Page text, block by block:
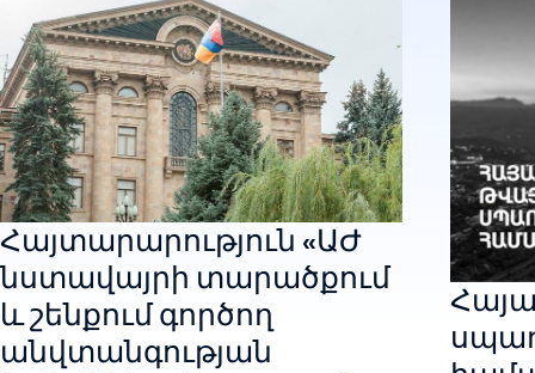
Հայտարարություն «ԱԺ
նստավայրի տարածքում
և շենքում գործող
անվտանգության